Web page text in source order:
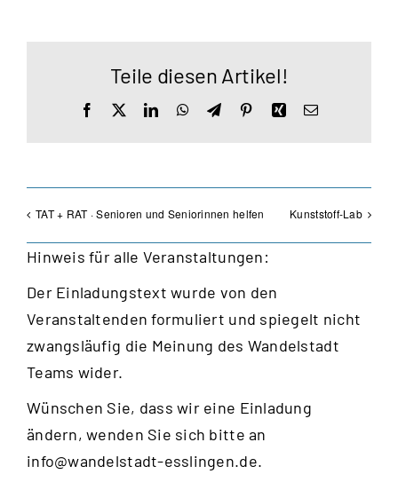
Teile diesen Artikel!
Facebook LinkedInWhatsApp
TelegramPinterestXingE-
TAT + RAT · Senioren und Seniorinnen helfen Kunststoff-Lab
Hinweis für alle Veranstaltungen:
Der Einladungstext wurde von den
Veranstaltenden formuliert und spiegelt nicht
zwangsläufig die Meinung des Wandelstadt
Teams wider.
Wünschen Sie, dass wir eine Einladung
ändern, wenden Sie sich bitte an
info@wandelstadt-esslingen.de.